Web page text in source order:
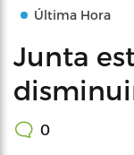
Última Hora
Junta
0